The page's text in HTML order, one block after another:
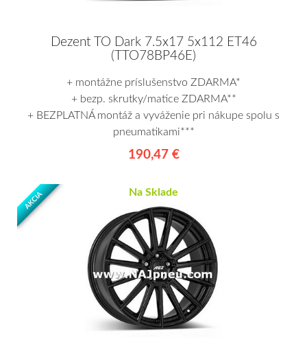
Dezent TO Dark 7.5x17 5x112 ET46
(TTO78BP46E)
+ montážne príslušenstvo ZDARMA*
+ bezp. skrutky/matice ZDARMA**
+ BEZPLATNÁ montáž a vyváženie pri nákupe spolu s
pneumatikami***
190,47 €
AKCIA Na Sklade